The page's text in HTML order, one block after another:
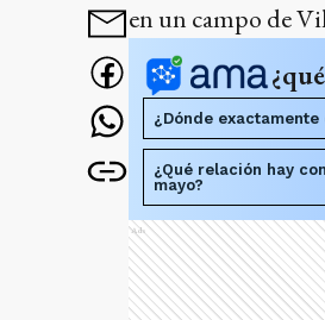
en un campo de
¿Dónde
¿Qué relación hay
mayo?
Ads